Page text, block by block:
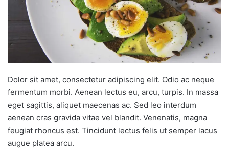
Dolor sit amet, consectetur adipiscing elit. Odio ac neque
fermentum morbi. Aenean lectus eu, arcu, turpis. In massa
eget sagittis, aliquet maecenas ac. Sed leo interdum
aenean cras gravida vitae vel blandit. Venenatis, magna
feugiat rhoncus est. Tincidunt lectus felis ut semper lacus
augue platea arcu.